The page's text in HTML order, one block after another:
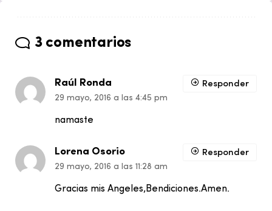
3 comentarios
Raúl Ronda
29 mayo, 2016 a las 4:45 pm
namaste
Responder
Lorena Osorio
29 mayo, 2016 a las 11:28 am
Gracias mis Angeles,Bendiciones.Amen.
Responder